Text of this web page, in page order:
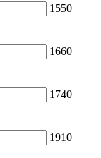
1550
1660
1740
1910